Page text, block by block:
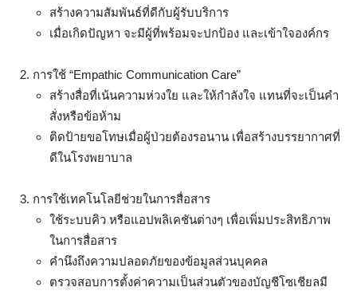
สร้างความสัมพันธ์ที่ดีกับผู้รับบริการ
เมื่อเกิดปัญหา จะมีผู้ที่พร้อมจะปกป้อง และเข้าใจองค์กร
การใช้ “Empathic Communication Care”
สร้างสื่อที่เน้นความห่วงใย และให้กำลังใจ แทนที่จะเป็นคำ
สั่งหรือข้อห้าม
ติดป้ายขอโทษเมื่อผู้ป่วยต้องรอนาน เพื่อสร้างบรรยากาศที่
ดีในโรงพยาบาล
การใช้เทคโนโลยีช่วยในการสื่อสาร
ใช้ระบบคิว หรือแอปพลิเคชันต่างๆ เพื่อเพิ่มประสิทธิภาพ
ในการสื่อสาร
คำนึงถึงความปลอดภัยของข้อมูลส่วนบุคคล
ตรวจสอบการตั้งค่าความเป็นส่วนตัวของบัญชีโซเชียลมี